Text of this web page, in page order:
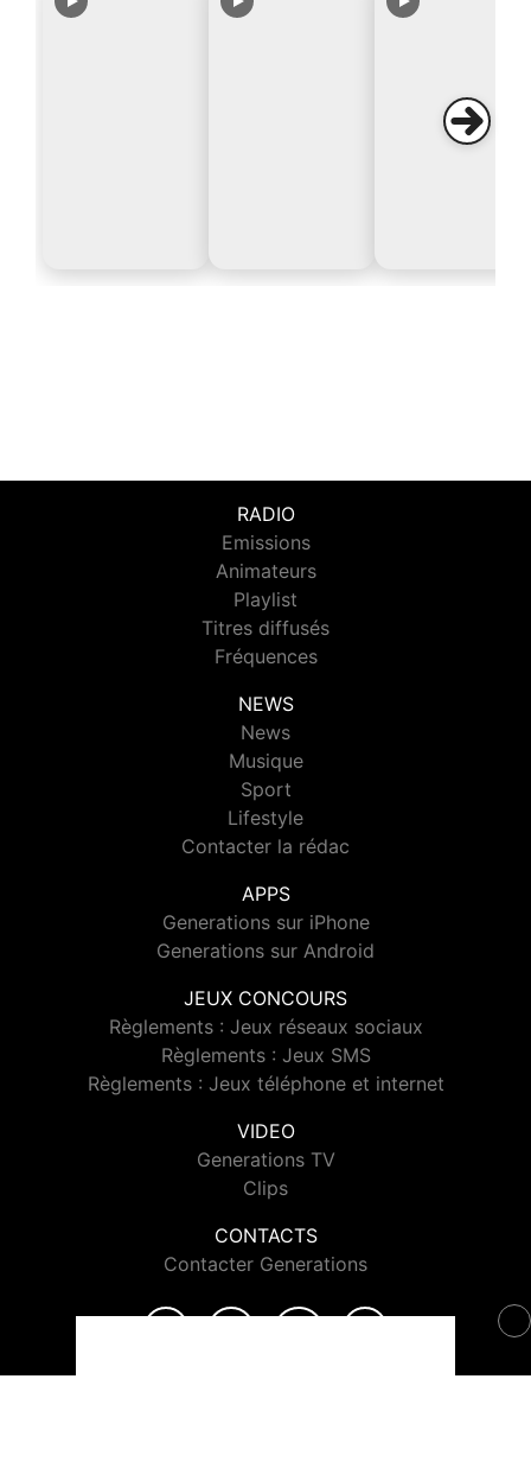
RADIO
Emissions
Animateurs
Playlist
Titres diffusés
Fréquences
NEWS
News
Musique
Sport
Lifestyle
Contacter la rédac
APPS
Generations sur iPhone
Generations sur Android
JEUX CONCOURS
Règlements : Jeux réseaux sociaux
Règlements : Jeux SMS
Règlements : Jeux téléphone et internet
VIDEO
Generations TV
Clips
CONTACTS
Contacter Generations